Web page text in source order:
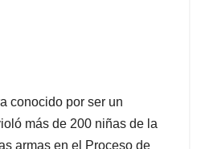
conocido por ser un
más de 200 niñas de la
armas en el Proceso de